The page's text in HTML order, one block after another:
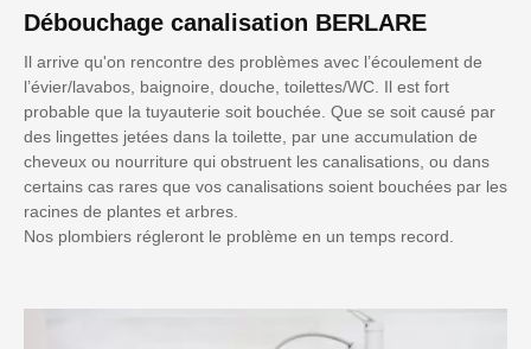
Débouchage canalisation BERLARE
Il arrive qu'on rencontre des problèmes avec l’écoulement de
l’évier/lavabos, baignoire, douche, toilettes/WC. Il est fort
probable que la tuyauterie soit bouchée. Que se soit causé par
des lingettes jetées dans la toilette, par une accumulation de
cheveux ou nourriture qui obstruent les canalisations, ou dans
certains cas rares que vos canalisations soient bouchées par les
racines de plantes et arbres.
Nos plombiers régleront le problème en un temps record.